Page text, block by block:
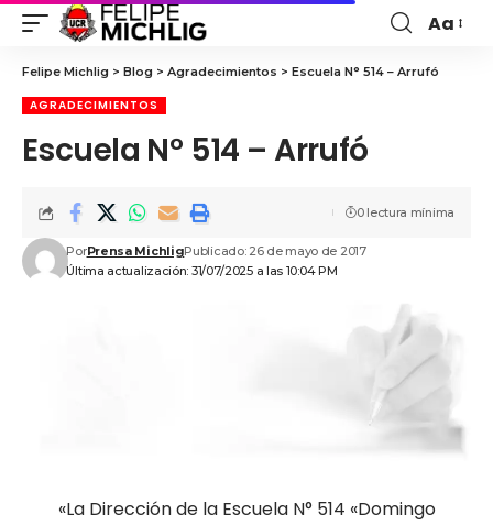
Aa
Felipe Michlig > Blog > Agradecimientos > Escuela N° 514 – Arrufó
AGRADECIMIENTOS
Escuela N° 514 – Arrufó
Última actualización: 31/07/2025 a las 10:04 PM
PorPrensa MichligPublicado: 26 de mayo de 2017
0 lectura mínima
«La Dirección de la Escuela N° 514 «Domingo